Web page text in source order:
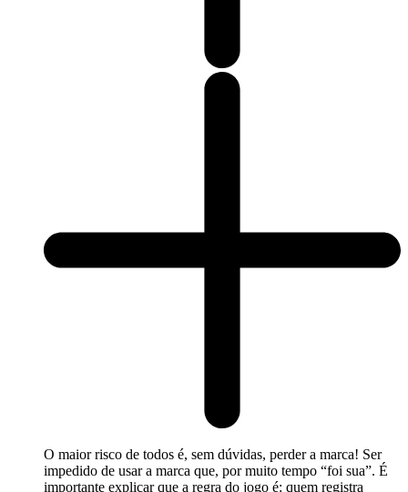
O maior risco de todos é, sem dúvidas, perder a marca! Ser
impedido de usar a marca que, por muito tempo “foi sua”. É
importante explicar que a regra do jogo é: quem registra